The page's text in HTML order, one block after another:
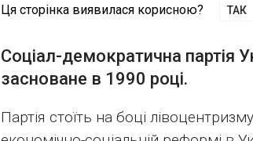
Ця сторінка виявилася корисною? ТАК
Соціал-демократична партія
засноване в 1990 році.
Партія стоїть на боці